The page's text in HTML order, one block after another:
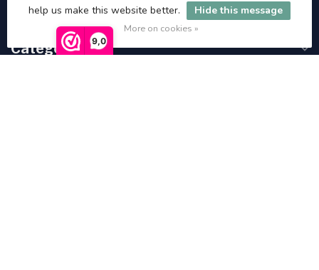
9,0
info@asatgroothandel.nl
Categories
help us make this website better.
Hide this message
More on cookies »